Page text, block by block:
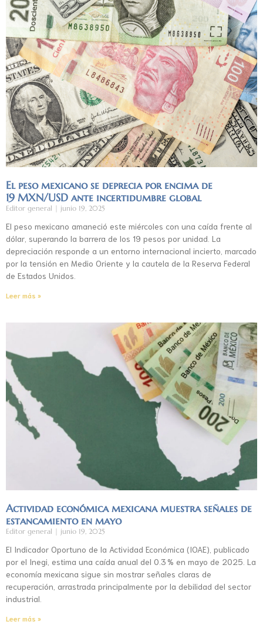
El peso mexicano se deprecia por encima de
19 MXN/USD ante incertidumbre global
Editor general junio 19, 2025
El peso mexicano amaneció este miércoles con una caída frente al
dólar, superando la barrera de los 19 pesos por unidad. La
depreciación responde a un entorno internacional incierto, marcado
por la tensión en Medio Oriente y la cautela de la Reserva Federal
de Estados Unidos.
Leer más »
Actividad económica mexicana muestra señales de
estancamiento en mayo
Editor general junio 19, 2025
El Indicador Oportuno de la Actividad Económica (IOAE), publicado
por el Inegi, estima una caída anual del 0.3 % en mayo de 2025. La
economía mexicana sigue sin mostrar señales claras de
recuperación, arrastrada principalmente por la debilidad del sector
industrial.
Leer más »